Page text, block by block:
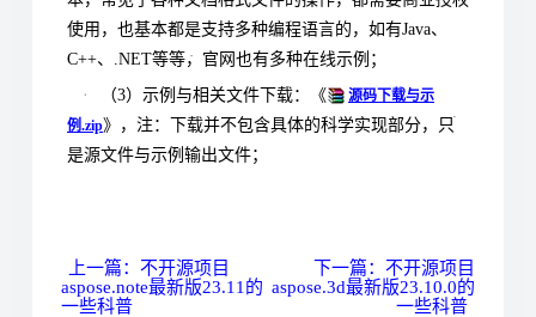
使用，也基本都是支持多种编程语言的，如有Java、
C++、.NET等等，官网也有多种在线示例；
（3） 示例与相关文件下载：《
源码下载与示
例.zip》，注：下载并不包含具体的科学实现部分，只
是源文件与示例输出文件；
上一篇：不开源项目
aspose.note最新版23.11的
一些科普
下一篇：不开源项目
aspose.3d最新版23.10.0的
一些科普